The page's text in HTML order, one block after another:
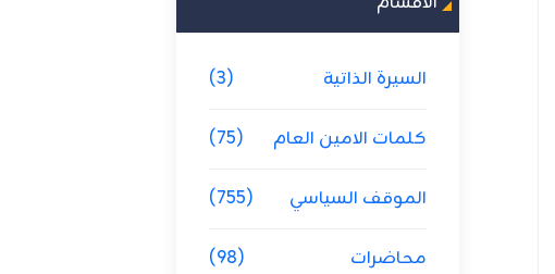
السيرة الذاتية (3)
كلمات الامين العام (75)
الموقف السياسي (755)
محاضرات (98)